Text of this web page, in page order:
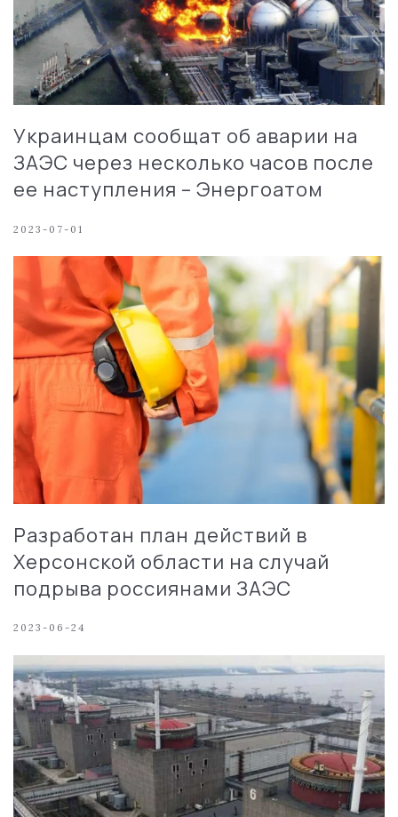
Украинцам сообщат об аварии на
ЗАЭС через несколько часов после
ее наступления – Энергоатом
2023-07-01
Разработан план действий в
Херсонской области на случай
подрыва россиянами ЗАЭС
2023-06-24